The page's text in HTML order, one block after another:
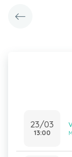
23/03
13:00